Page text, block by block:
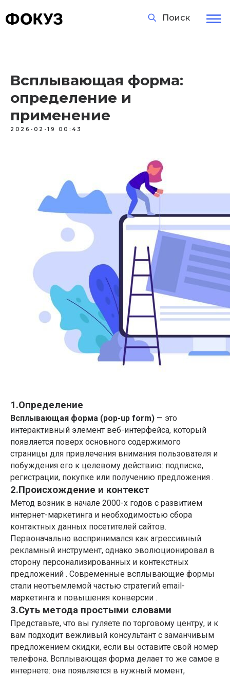
Поиск
Всплывающая форма:
определение и
применение
2026-02-19 00:43
1.Определение
Всплывающая форма (pop-up form) — это
интерактивный элемент веб-интерфейса, который
появляется поверх основного содержимого
страницы для привлечения внимания пользователя и
побуждения его к целевому действию: подписке,
регистрации, покупке или получению предложения .
2.Происхождение и контекст
Метод возник в начале 2000-х годов с развитием
интернет-маркетинга и необходимостью сбора
контактных данных посетителей сайтов.
Первоначально воспринимался как агрессивный
рекламный инструмент, однако эволюционировал в
сторону персонализированных и контекстных
предложений . Современные всплывающие формы
стали неотъемлемой частью стратегий email-
маркетинга и повышения конверсии .
3.Суть метода простыми словами
Представьте, что вы гуляете по торговому центру, и к
вам подходит вежливый консультант с заманчивым
предложением скидки, если вы оставите свой номер
телефона. Всплывающая форма делает то же самое в
интернете: она появляется в нужный момент,